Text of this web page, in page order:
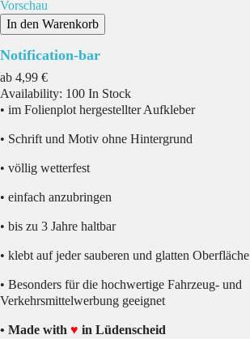
Vorschau
In den Warenkorb
Notification-bar
ab Preis
4,99 €
Availability: 100 In Stock
• im Folienplot hergestellter Aufkleber
• Schrift und Motiv ohne Hintergrund
• völlig wetterfest
• einfach anzubringen
• bis zu 3 Jahre haltbar
• klebt auf jeder sauberen und glatten Oberfläche
• Besonders für die hochwertige Fahrzeug- und
Verkehrsmittelwerbung geeignet
• Made with ♥ in Lüdenscheid